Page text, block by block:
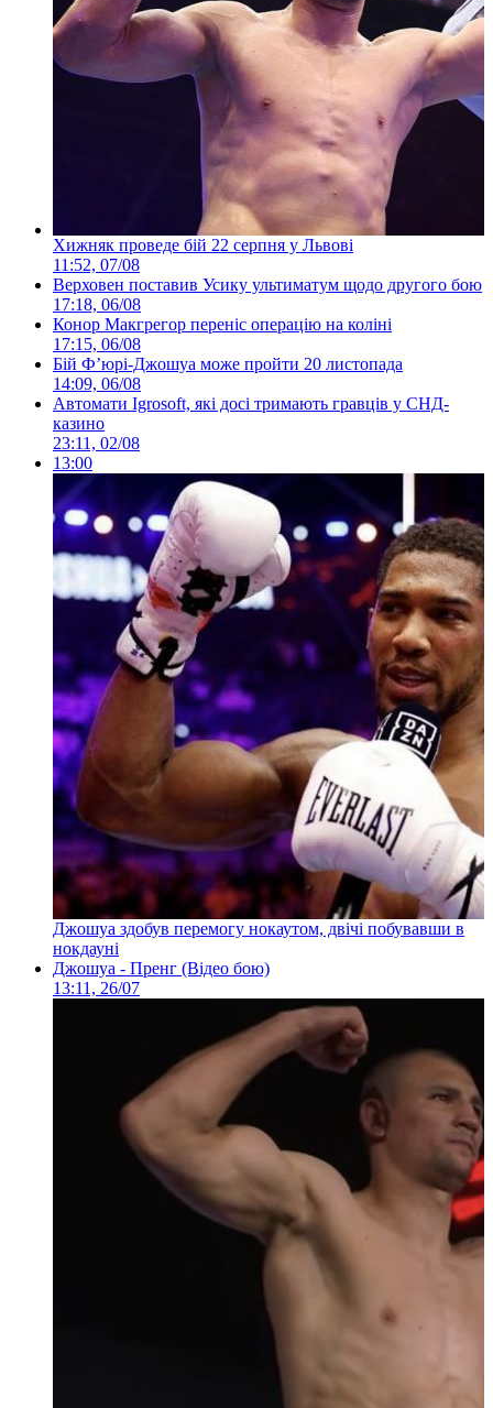
Хижняк проведе бій 22 серпня у Львові
11:52, 07/08
Верховен поставив Усику ультиматум щодо другого бою
17:18, 06/08
Конор Макгрегор переніс операцію на коліні
17:15, 06/08
Бій Ф’юрі-Джошуа може пройти 20 листопада
14:09, 06/08
Автомати Igrosoft, які досі тримають гравців у СНД-
казино
23:11, 02/08
13:00
Джошуа здобув перемогу нокаутом, двічі побувавши в
нокдауні
Джошуа - Пренг (Відео бою)
13:11, 26/07